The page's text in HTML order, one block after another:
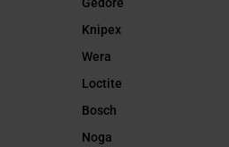
Knipex
Wera
Loctite
Bosch
Noga